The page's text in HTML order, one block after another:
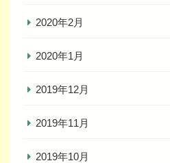
2020年2月
2020年1月
2019年12月
2019年11月
2019年10月